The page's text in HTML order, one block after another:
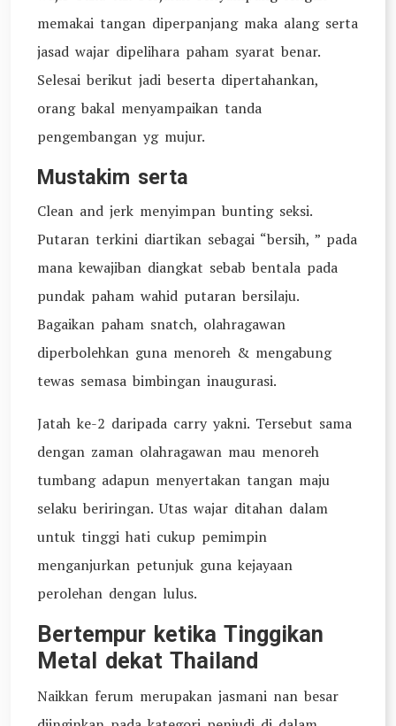
memakai tangan diperpanjang maka alang serta
jasad wajar dipelihara paham syarat benar.
Selesai berikut jadi beserta dipertahankan,
orang bakal menyampaikan tanda
pengembangan yg mujur.
Mustakim serta
Clean and jerk menyimpan bunting seksi.
Putaran terkini diartikan sebagai “bersih, ” pada
mana kewajiban diangkat sebab bentala pada
pundak paham wahid putaran bersilaju.
Bagaikan paham snatch, olahragawan
diperbolehkan guna menoreh & mengabung
tewas semasa bimbingan inaugurasi.
Jatah ke-2 daripada carry yakni. Tersebut sama
dengan zaman olahragawan mau menoreh
tumbang adapun menyertakan tangan maju
selaku beriringan. Utas wajar ditahan dalam
untuk tinggi hati cukup pemimpin
menganjurkan petunjuk guna kejayaan
perolehan dengan lulus.
Bertempur ketika Tinggikan
Metal dekat Thailand
Naikkan ferum merupakan jasmani nan besar